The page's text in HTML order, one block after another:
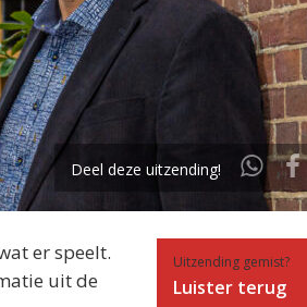
Deel deze uitzending!
er speelt.
uit de
Uitzending gemist?
Luister terug